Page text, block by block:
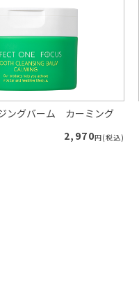
ングバーム カーミング
2,970円(税込)